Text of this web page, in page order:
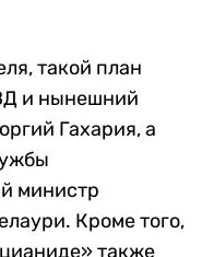
такой план
и нынешний
Гахария, а
министр
Кроме того,
также